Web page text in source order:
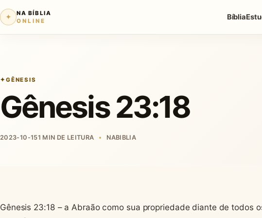
✦
NA BÍBLIA
ONLINE
Bíblia
GÊNESIS
Gênesis 23:18
2023-10-151 MIN DE LEITURA NABIBLIA
Gênesis 23:18 – a Abraão como sua propriedade diante de todos